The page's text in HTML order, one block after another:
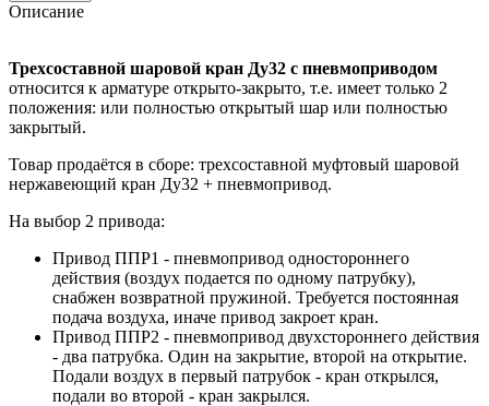
Описание
Трехсоставной шаровой кран Ду32 с пневмоприводом
относится к арматуре открыто-закрыто, т.е. имеет только 2
положения: или полностью открытый шар или полностью
закрытый.
Товар продаётся в сборе: трехсоставной муфтовый шаровой
нержавеющий кран Ду32 + пневмопривод.
На выбор 2 привода:
Привод ППР1 - пневмопривод одностороннего
действия (воздух подается по одному патрубку),
снабжен возвратной пружиной. Требуется постоянная
подача воздуха, иначе привод закроет кран.
Привод ППР2 - пневмопривод двухстороннего действия
- два патрубка. Один на закрытие, второй на открытие.
Подали воздух в первый патрубок - кран открылся,
подали во второй - кран закрылся.